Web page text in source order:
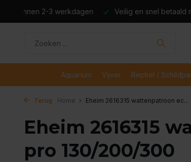
Veilig en snel betaald met iDeal Boven
Aquarium Vijver Reptiel /
Terug Home Eheim 2616315 wattenpatroon ec...
Eheim 2616315
pro 130/200/300